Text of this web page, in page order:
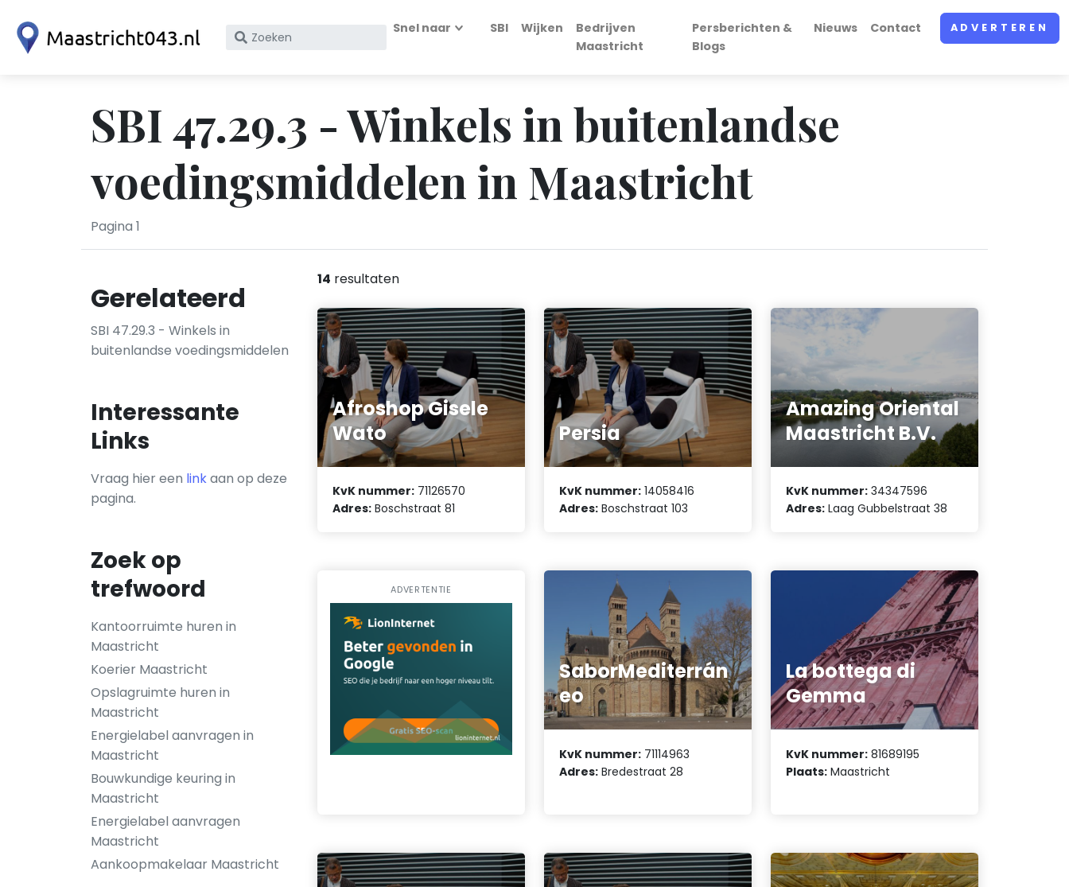
Zoek
KvK
nummer
Snel naar SBI Wijken
Bedrijven
Maastricht
Persberichten &
Blogs
Nieuws Contact ADVERTEREN
SBI 47.29.3 - Winkels in buitenlandse
voedingsmiddelen in Maastricht
Pagina 1
Gerelateerd
SBI 47.29.3 - Winkels in
buitenlandse voedingsmiddelen
Interessante
Links
Vraag hier een linkaan op deze
pagina.
Zoek op
trefwoord
Kantoorruimte huren in
Maastricht
Koerier Maastricht
Opslagruimte huren in
Maastricht
Energielabel aanvragen in
Maastricht
Bouwkundige keuring in
Maastricht
Energielabel aanvragen
Maastricht
Aankoopmakelaar Maastricht
14 resultaten
Afroshop Gisele
Wato
KvK nummer: 71126570
Adres: Boschstraat 81
Persia
KvK nummer: 14058416
Adres: Boschstraat 103
Amazing Oriental
Maastricht B.V.
KvK nummer: 34347596
Adres: Laag Gubbelstraat 38
ADVERTENTIE
SaborMediterrán
eo
KvK nummer: 71114963
Adres: Bredestraat 28
La bottega di
Gemma
KvK nummer: 81689195
Plaats: Maastricht